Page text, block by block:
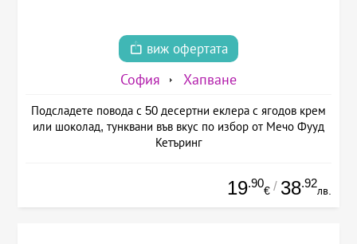
виж офертата
София Хапване
Подсладете повода с 50 десертни еклера с ягодов крем
или шоколад, тунквани във вкус по избор от Мечо Фууд
Кетъринг
19.90
€ / 38.92
лв.